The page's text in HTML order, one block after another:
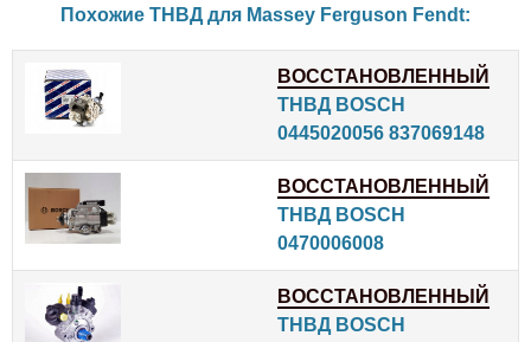
Похожие ТНВД для Massey Ferguson Fendt:
ВОССТАНОВЛЕННЫЙ
ТНВД BOSCH
0445020056 837069148
ВОССТАНОВЛЕННЫЙ
ТНВД BOSCH
0470006008
ВОССТАНОВЛЕННЫЙ
ТНВД BOSCH